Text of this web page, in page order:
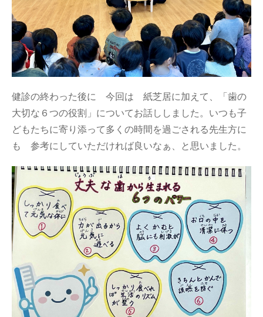
健診の終わった後に 今回は 紙芝居に加えて、「歯の
大切な６つの役割」についてお話ししました。いつも子
どもたちに寄り添って多くの時間を過ごされる先生方に
も 参考にしていただければ良いなぁ、と思いました。